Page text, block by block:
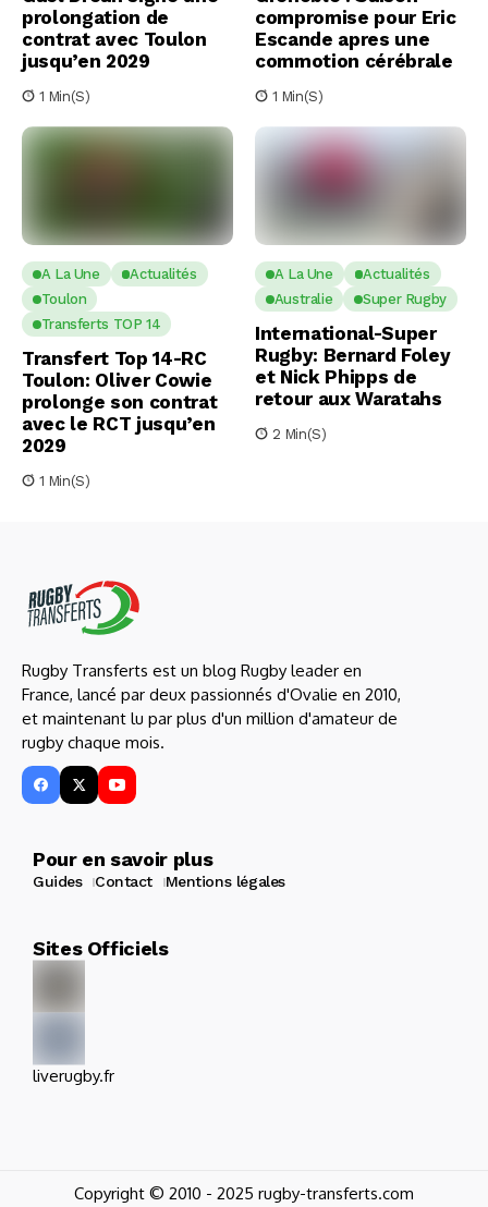
prolongation de
contrat avec Toulon
jusqu’en 2029
1 Min(s)
compromise pour Eric
Escande apres une
commotion cérébrale
1 Min(s)
A La Une
Actualités
Toulon
Transferts TOP 14
Transfert Top 14-RC
Toulon: Oliver Cowie
prolonge son contrat
avec le RCT jusqu’en
2029
1 Min(s)
A La Une
Actualités
Australie
Super Rugby
International-Super
Rugby: Bernard Foley
et Nick Phipps de
retour aux Waratahs
2 Min(s)
Rugby Transferts est un blog Rugby leader en
France, lancé par deux passionnés d'Ovalie en 2010,
et maintenant lu par plus d'un million d'amateur de
rugby chaque mois.
Pour en savoir plus
Guides Contact Mentions légales
Sites Officiels
liverugby.fr
Copyright © 2010 - 2025 rugby-transferts.com